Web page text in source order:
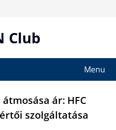
Club
Menu
ár: HFC
szolgáltatása